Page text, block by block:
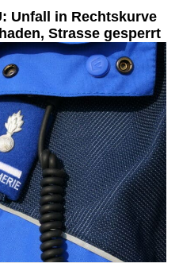
Unfall in Rechtskurve
Strasse gesperrt